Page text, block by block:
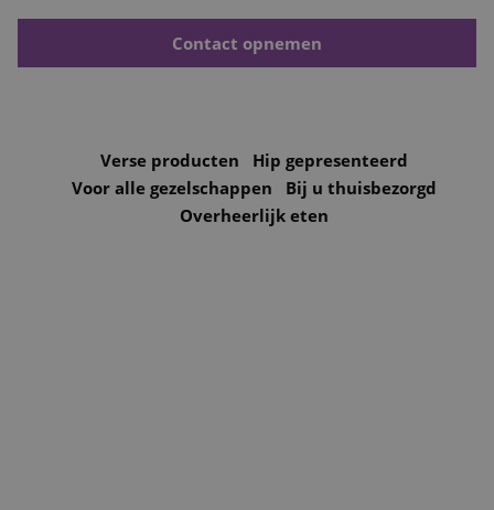
Onze catering dienstenContact opnemen
Verse producten
Hip gepresenteerd
Voor alle gezelschappen
Bij u thuisbezorgd
Overheerlijk eten